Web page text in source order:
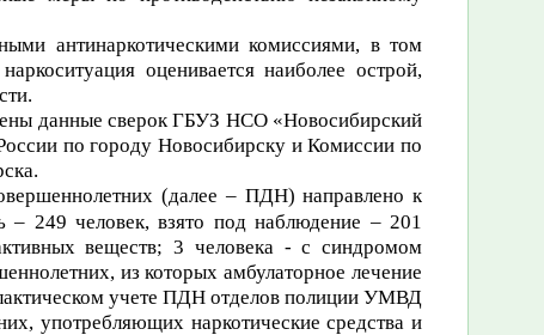
антинаркотическими комиссиями, в том
оценивается наиболее острой,
данные сверок ГБУЗ НСО «Новосибирский
по городу Новосибирску и Комиссии по
(далее – ПДН) направлено к
– 249 человек, взято под наблюдение – 201
веществ; 3 человека - с синдромом
из которых амбулаторное лечение
учете ПДН отделов полиции УМВД
употребляющих наркотические средства и